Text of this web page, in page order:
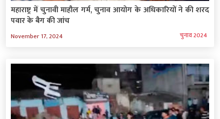
महाराष्ट्र में चुनावी माहौल गर्म, चुनाव आयोग के अधिकारियों ने की शरद
पवार के बैग की जांच
November 17, 2024 चुनाव 2024